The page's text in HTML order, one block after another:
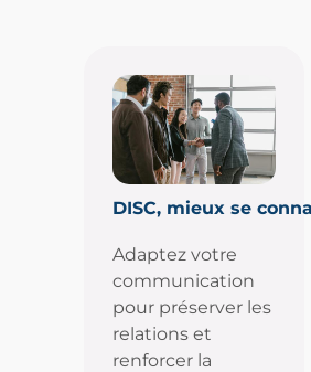
DISC, mieux se
Adaptez votre
communication
pour préserver les
relations et
renforcer la